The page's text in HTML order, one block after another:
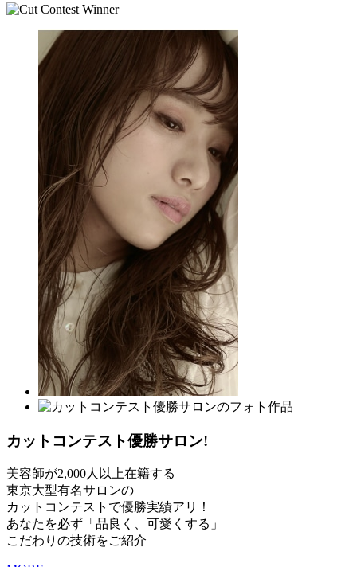
カットコンテスト優勝サロン!
美容師が2,000人以上在籍する
東京大型有名サロンの
カットコンテストで優勝実績アリ！
あなたを必ず「品良く、可愛くする」
こだわりの技術をご紹介